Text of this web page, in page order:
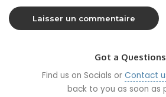
Got a
Find us on Socials or Contact
back to you as soon as